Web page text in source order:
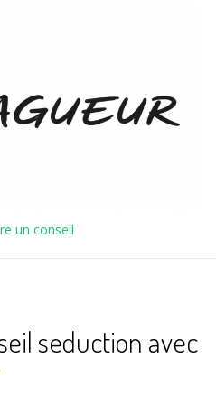
un conseil
seduction avec